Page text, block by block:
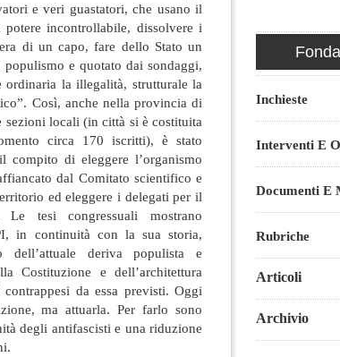
e veri guastatori, che usano il
potere incontrollabile, dissolvere i
di un capo, fare dello Stato un
e quotato dai sondaggi,
ordinaria la illegalità, strutturale la
Così, anche nella provincia di
locali (in città si è costituita
circa 170 iscritti), è stato
compito di eleggere l’organismo
dal Comitato scientifico e
ed eleggere i delegati per il
tesi congressuali mostrano
in continuità con la sua storia,
dell’attuale deriva populista e
Costituzione e dell’architettura
da essa previsti. Oggi
ma attuarla. Per farlo sono
degli antifascisti e una riduzione
Inchieste
Interventi E
Documenti E
Rubriche
Articoli
Archivio